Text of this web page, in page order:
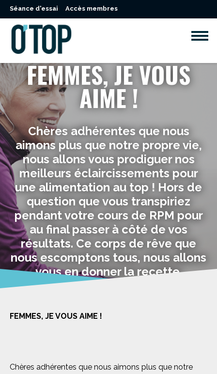
Séance d'essai Accès membres
FEMMES, JE VOUS
AIME !
Chères adhérentes que nous
aimons plus que notre propre vie,
nous allons vous prodiguer nos
meilleurs éclaircissements pour
une alimentation au top ! Hors de
question que vous transpiriez
pendant votre cours de RPM pour
au final passer à côté de vos
résultats. Ce corps de rêve que
nous escomptons tous, nous allons
vous en donner la recette.
Panoramix n’a qu’à bien se tenir !
FEMMES, JE VOUS AIME !
Chères adhérentes que nous aimons plus que notre